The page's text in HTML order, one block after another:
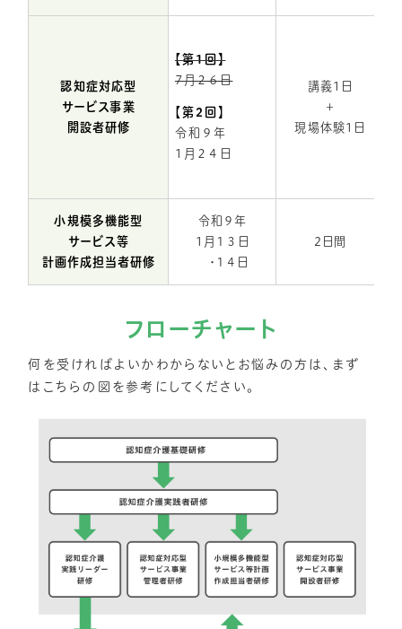
認知症対応型
サービス事業
開設者研修
【第1回】
7月２６日
【第2回】
令和９年
1月２４日
講義1日
＋
現場体験1日
小規模多機能型
サービス等
計画作成担当者研修
令和９年
1月１３日
・１４日
2日間
フローチャート
何を受ければよいかわからないとお悩みの方は、まず
はこちらの図を参考にしてください。